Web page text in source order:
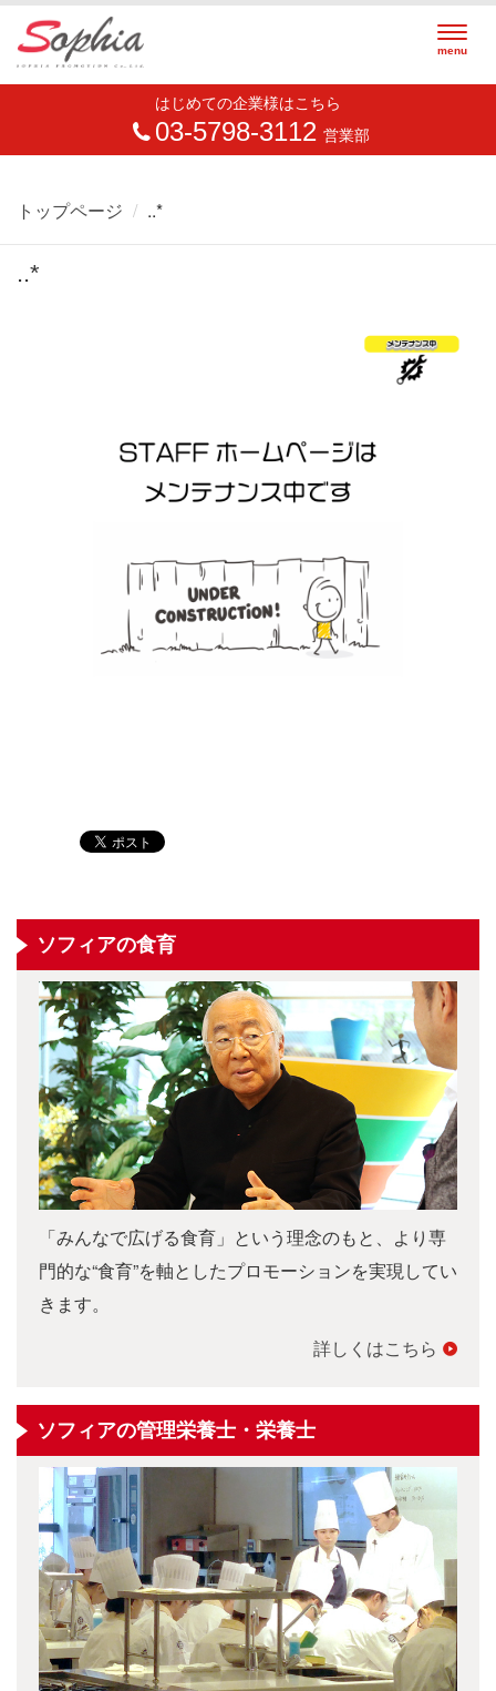
menu
はじめての企業様はこちら
03-5798-3112 営業部
トップページ ..*
..*
ソフィアの食育
「みんなで広げる食育」という理念のもと、より専
門的な“食育”を軸としたプロモーションを実現してい
きます。
詳しくはこちら
ソフィアの管理栄養士・栄養士